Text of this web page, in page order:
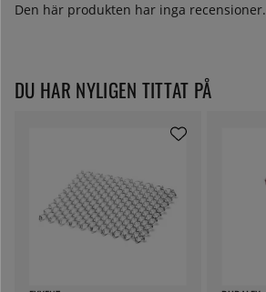
Den här produkten har inga recensioner.
DU HAR NYLIGEN TITTAT PÅ